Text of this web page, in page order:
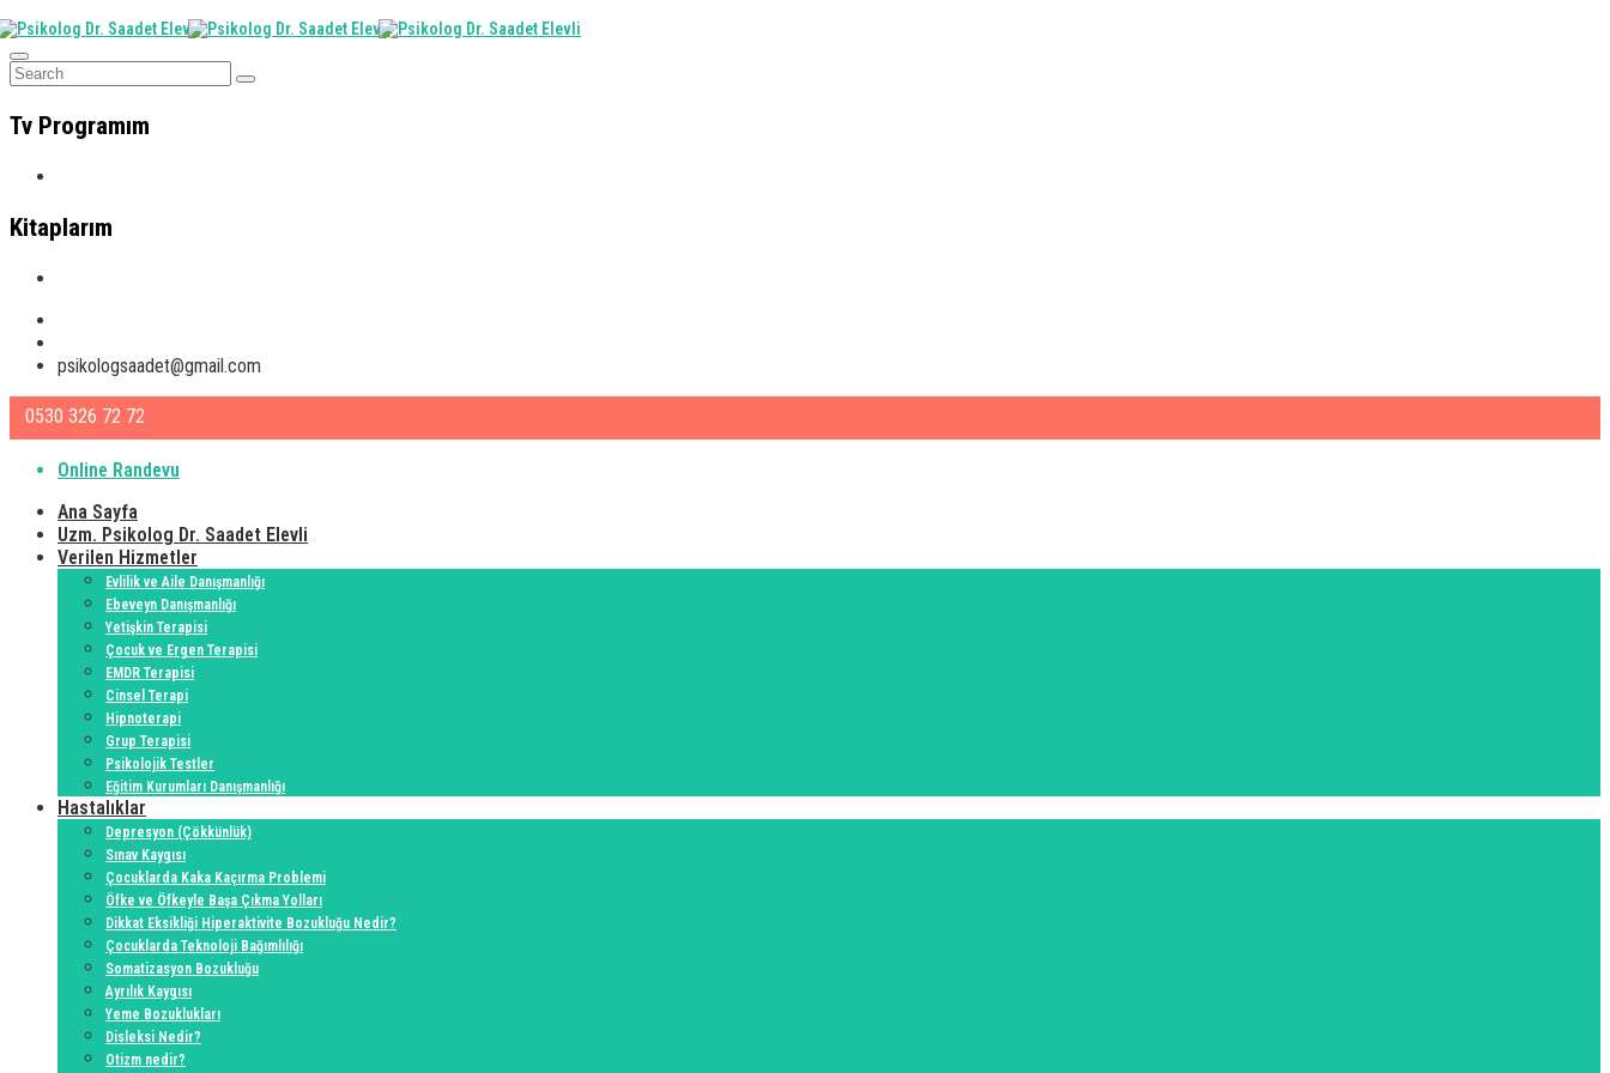
Tv Programım
Kitaplarım
psikologsaadet@gmail.com
0530 326 72 72
Online Randevu
Ana Sayfa
Uzm. Psikolog Dr. Saadet Elevli
Verilen Hizmetler
Evlilik ve Aile Danışmanlığı
Ebeveyn Danışmanlığı
Yetişkin Terapisi
Çocuk ve Ergen Terapisi
EMDR Terapisi
Cinsel Terapi
Hipnoterapi
Grup Terapisi
Psikolojik Testler
Eğitim Kurumları Danışmanlığı
Hastalıklar
Depresyon (Çökkünlük)
Sınav Kaygısı
Çocuklarda Kaka Kaçırma Problemi
Öfke ve Öfkeyle Başa Çıkma Yolları
Dikkat Eksikliği Hiperaktivite Bozukluğu Nedir?
Çocuklarda Teknoloji Bağımlılığı
Somatizasyon Bozukluğu
Ayrılık Kaygısı
Yeme Bozuklukları
Disleksi Nedir?
Otizm nedir?